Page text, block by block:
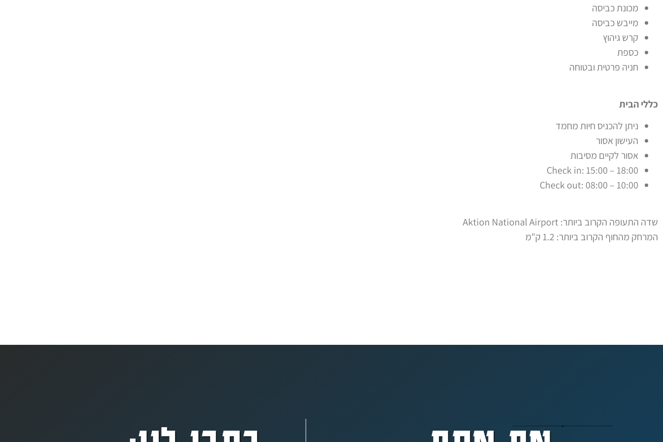
מכונת כביסה
מייבש כביסה
קרש גיהוץ
כספת
חניה פרטית ובטוחה
כללי הבית
ניתן להכניס חיות מחמד
העישון אסור
אסור לקיים מסיבות
18:00 – Check in: 15:00
10:00 – Check out: 08:00
שדה התעופה הקרוב ביותר: Aktion National Airport
המרחק מהחוף הקרוב ביותר: 1.2 ק"מ